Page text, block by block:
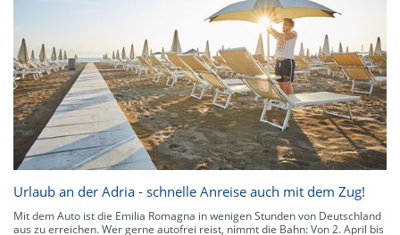
Urlaub an der Adria - schnelle Anreise auch mit dem Zug!
Mit dem Auto ist die Emilia Romagna in wenigen Stunden von Deutschland
aus zu erreichen. Wer gerne autofrei reist, nimmt die Bahn: Von 2. April bis